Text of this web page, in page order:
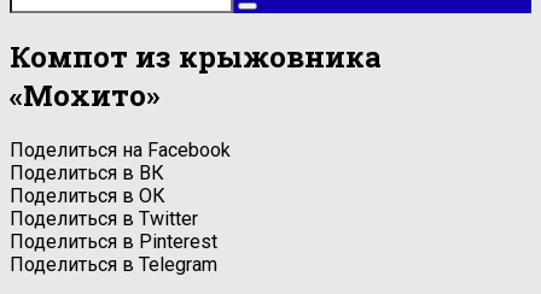
Компот из крыжовника
«Мохито»
Поделиться на Facebook
Поделиться в ВК
Поделиться в ОК
Поделиться в Twitter
Поделиться в Pinterest
Поделиться в Telegram